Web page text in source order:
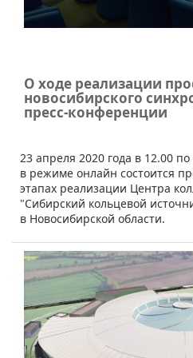
О ходе реализации
новосибирского
пресс-конференции
​​​23 апреля 2020 года в 12.00
в режиме онлайн состоится
этапах реализации Центра
"Сибирский кольцевой
в Новосибирской области.